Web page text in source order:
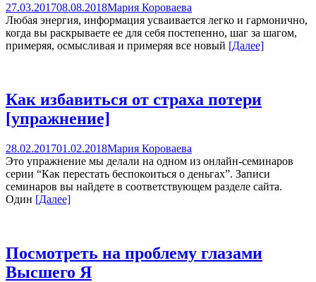
27.03.201708.08.2018Мария Короваева
Любая энергия, информация усваивается легко и гармонично,
когда вы раскрываете ее для себя постепенно, шаг за шагом,
примеряя, осмысливая и примеряя все новый [Далее]
Как избавиться от страха потери
[упражнение]
28.02.201701.02.2018Мария Короваева
Это упражнение мы делали на одном из онлайн-семинаров
серии “Как перестать беспокоиться о деньгах”. Записи
семинаров вы найдете в соответствующем разделе сайта.
Один [Далее]
Посмотреть на проблему глазами
Высшего Я